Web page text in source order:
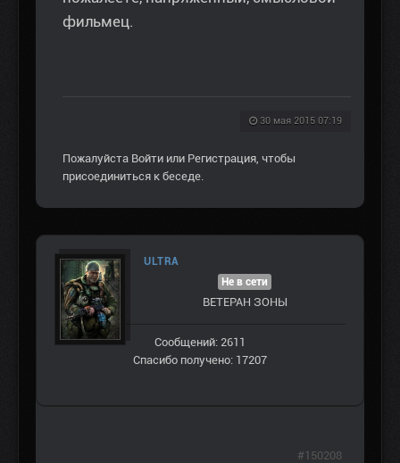
фильмец.
30 мая 2015 07:19
Пожалуйста Войти или Регистрация , чтобы
присоединиться к беседе.
ULTRA
Не в сети
ВЕТЕРАН ЗOНЫ
Сообщений: 2611
Спасибо получено: 17207
#150208